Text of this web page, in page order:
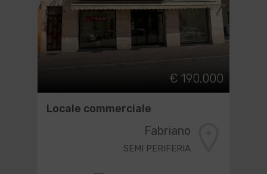
€ 190.000
Locale commerciale
Fabriano
SEMI PERIFERIA